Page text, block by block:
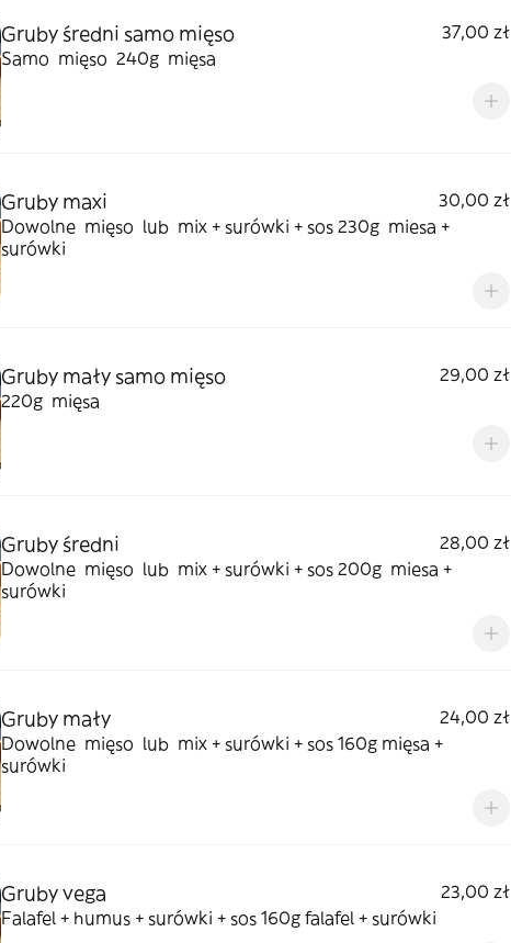
Gruby średni samo mięso
37,00 zł
Samo mięso 240g mięsa
Gruby maxi
30,00 zł
Dowolne mięso lub mix + surówki + sos 230g miesa +
surówki
Gruby mały samo mięso
29,00 zł
220g mięsa
Gruby średni
28,00 zł
Dowolne mięso lub mix + surówki + sos 200g miesa +
surówki
Gruby mały
24,00 zł
Dowolne mięso lub mix + surówki + sos 160g mięsa +
surówki
Gruby vega
23,00 zł
Falafel + humus + surówki + sos 160g falafel + surówki